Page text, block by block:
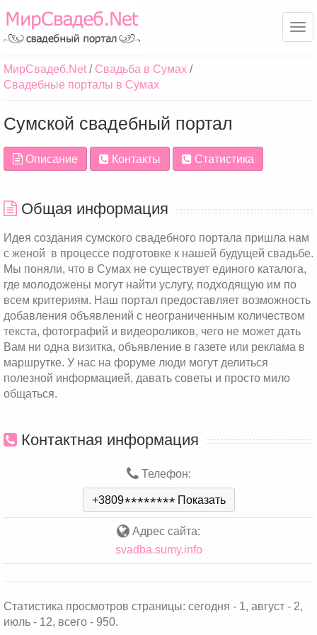
МирСвадеб.Net
Свадьба в Сумах
Свадебные порталы в Сумах
Сумской свадебный портал
Описание Контакты Статистика
Общая информация
Идея создания сумского свадебного портала пришла нам
с женой в процессе подготовке к нашей будущей свадьбе.
Мы поняли, что в Сумах не существует единого каталога,
где молодожены могут найти услугу, подходящую им по
всем критериям. Наш портал предоставляет возможность
добавления объявлений с неограниченным количеством
текста, фотографий и видеороликов, чего не может дать
Вам ни одна визитка, объявление в газете или реклама в
маршрутке. У нас на форуме люди могут делиться
полезной информацией, давать советы и просто мило
общаться.
Контактная информация
Телефон:
+3809******** Показать
Адрес сайта:
svadba.sumy.info
Статистика просмотров страницы: сегодня - 1, август - 2,
июль - 12, всего - 950.